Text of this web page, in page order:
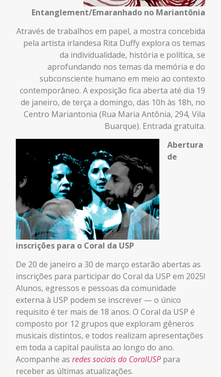
Entanglement/Emaranhado no Mariantônia
Através de trabalhos em papel, a mostra concebida
pela artista irlandesa Rita Duffy explora os temas
da individualidade, história e política, se
aprofundando nos temas da memória e do
subconsciente humano em meio ao contexto
contemporâneo. A exposição fica aberta até dia 19
de janeiro, de terça a domingo, das 10h às 18h, no
Centro Mariantonia (Rua Maria Antônia, 294, Vila
Buarque). Entrada gratuita.
Abertura
de
inscrições para o Coral da USP
De 20 de janeiro a 30 de março estarão abertas as
inscrições para participar do Coral da USP em 2025!
Alunos, egressos e pessoas da comunidade
externa à USP podem se inscrever — o único
requisito é ter mais de 18 anos. O Coral da USP é
composto por 12 grupos que exploram gêneros
musicais distintos, e todos realizam apresentações
em toda a capital paulista ao longo do ano.
Acompanhe as redes sociais do CoralUSP para
receber as últimas atualizações.